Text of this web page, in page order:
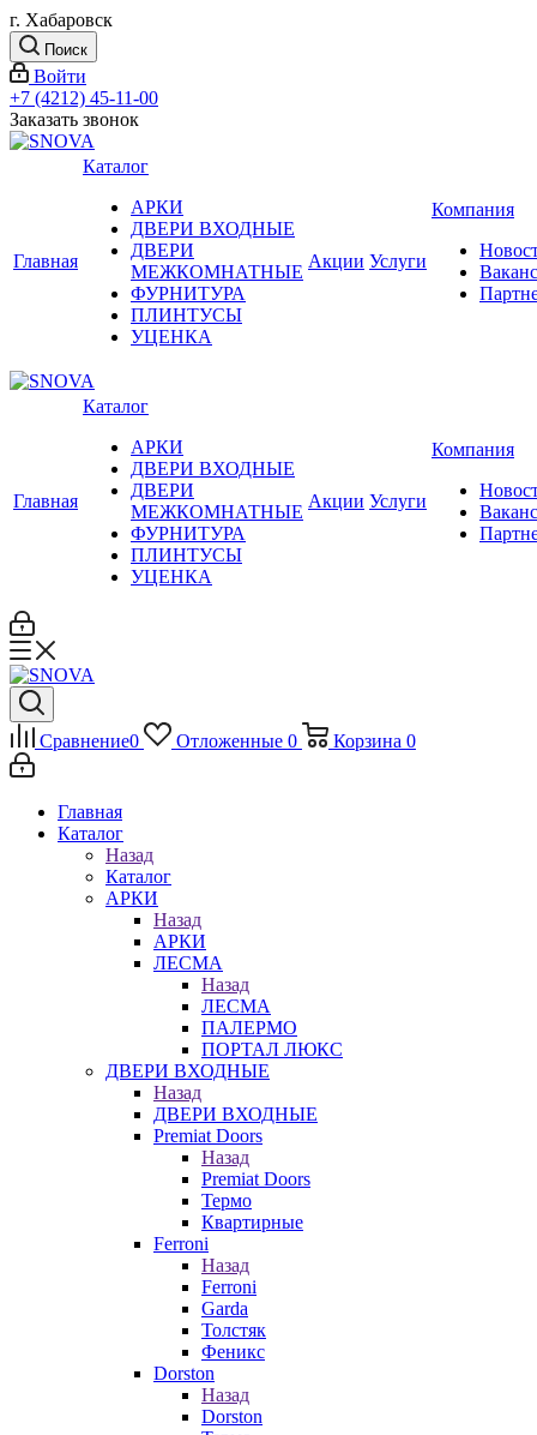
г. Хабаровск
Поиск
Войти
+7 (4212) 45-11-00
Заказать звонок
Главная
Каталог
АРКИ
ДВЕРИ ВХОДНЫЕ
ДВЕРИ
МЕЖКОМНАТНЫЕ
ФУРНИТУРА
ПЛИНТУСЫ
УЦЕНКА
Акции Услуги
Компания
Главная
Каталог
АРКИ
ДВЕРИ ВХОДНЫЕ
ДВЕРИ
МЕЖКОМНАТНЫЕ
ФУРНИТУРА
ПЛИНТУСЫ
УЦЕНКА
Акции Услуги
Компания
Сравнение0 Отложенные 0 Корзина 0
Главная
Каталог
Назад
Каталог
АРКИ
Назад
АРКИ
ЛЕСМА
Назад
ЛЕСМА
ПАЛЕРМО
ПОРТАЛ ЛЮКС
ДВЕРИ ВХОДНЫЕ
Назад
ДВЕРИ ВХОДНЫЕ
Premiat Doors
Назад
Premiat Doors
Термо
Квартирные
Ferroni
Назад
Ferroni
Garda
Толстяк
Феникс
Dorston
Назад
Dorston